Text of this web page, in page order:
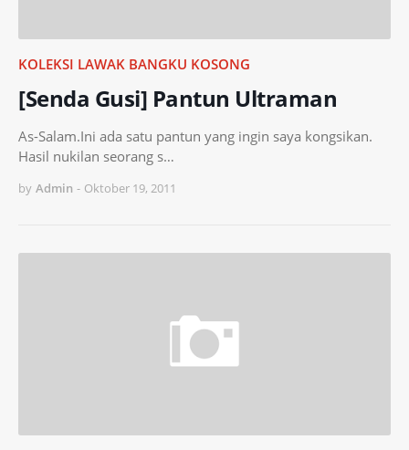
KOLEKSI LAWAK BANGKU KOSONG
[Senda Gusi] Pantun Ultraman
As-Salam.Ini ada satu pantun yang ingin saya kongsikan.
Hasil nukilan seorang s…
by Admin - Oktober 19, 2011